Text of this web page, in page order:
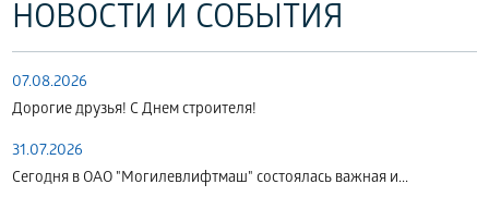
НОВОСТИ И СОБЫТИЯ
07.08.2026
Дорогие друзья! С Днем строителя!
31.07.2026
Сегодня в ОАО "Могилевлифтмаш" состоялась важная и...